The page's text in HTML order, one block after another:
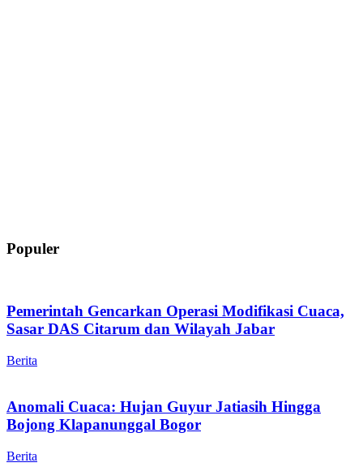
Populer
Pemerintah Gencarkan Operasi Modifikasi Cuaca,
Sasar DAS Citarum dan Wilayah Jabar
Berita
Anomali Cuaca: Hujan Guyur Jatiasih Hingga
Bojong Klapanunggal Bogor
Berita